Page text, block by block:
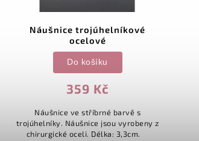
Náušnice trojúhelníkové
ocelové
359 Kč
Do košíku
Náušnice ve stříbrné barvě s
trojúhelníky. Náušnice jsou vyrobeny z
chirurgické oceli. Délka: 3,3cm.